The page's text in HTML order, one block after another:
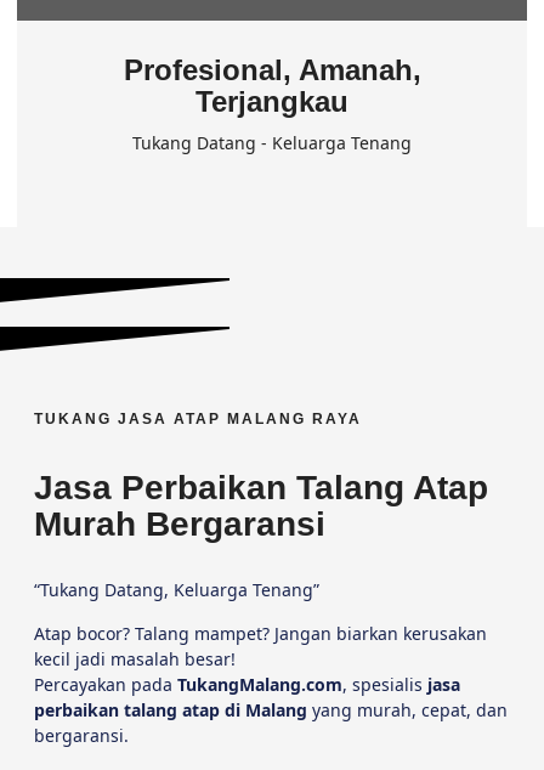
Profesional, Amanah,
Terjangkau
Tukang Datang - Keluarga Tenang
TUKANG JASA ATAP MALANG RAYA
Jasa Perbaikan Talang Atap
Murah Bergaransi
“Tukang Datang, Keluarga Tenang”
Atap bocor? Talang mampet? Jangan biarkan kerusakan
kecil jadi masalah besar!
Percayakan pada TukangMalang.com, spesialis jasa
perbaikan talang atap di Malang yang murah, cepat, dan
bergaransi.